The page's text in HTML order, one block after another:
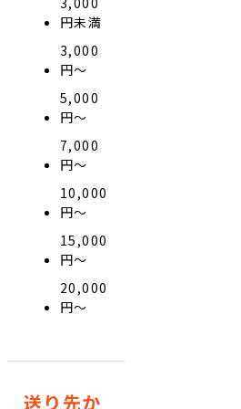
円未満
3,000
円〜
5,000
円〜
7,000
円〜
10,000
円〜
15,000
円〜
20,000
円〜
送り先か